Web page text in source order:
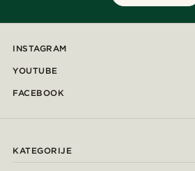
INSTAGRAM
YOUTUBE
FACEBOOK
KATEGORIJE